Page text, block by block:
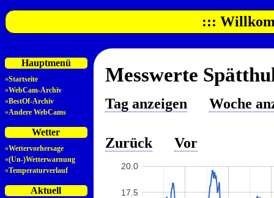
:::
Hauptmenü
»Startseite
»WebCam-Archiv
»BestOf-Archiv
»Andere WebCams
Wetter
»Wettervorhersage
»(Un-)Wetterwarnung
»Temperaturverlauf
Aktuell
Messwerte
Tag anzeigen Woche
Zurück Vor
17.5
20.0